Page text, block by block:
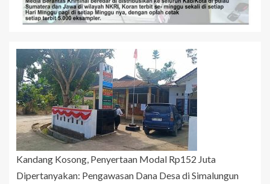
Kandang Kosong, Penyertaan Modal Rp152 Juta
Dipertanyakan: Pengawasan Dana Desa di Simalungun